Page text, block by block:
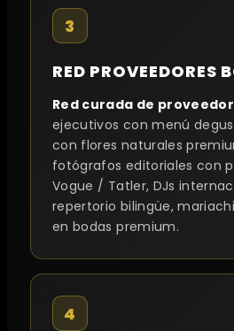
3
RED PROVEEDORES
Red curada de
ejecutivos con menú
con flores naturales
fotógrafos editoriales con
Vogue / Tatler, DJs
repertorio bilingüe,
en bodas premium.
4